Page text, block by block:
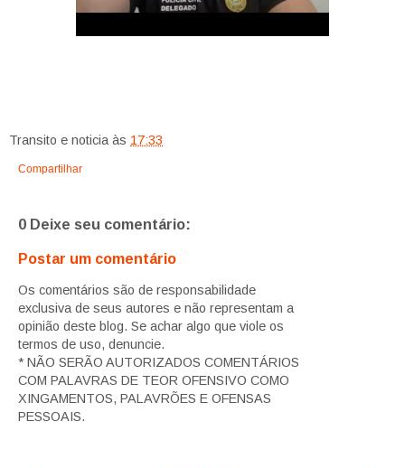
Transito e noticia às 17:33
Compartilhar
0 Deixe seu comentário:
Postar um comentário
Os comentários são de responsabilidade
exclusiva de seus autores e não representam a
opinião deste blog. Se achar algo que viole os
termos de uso, denuncie.
* NÃO SERÃO AUTORIZADOS COMENTÁRIOS
COM PALAVRAS DE TEOR OFENSIVO COMO
XINGAMENTOS, PALAVRÕES E OFENSAS
PESSOAIS.